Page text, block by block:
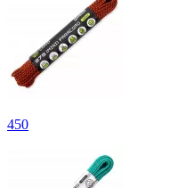
450